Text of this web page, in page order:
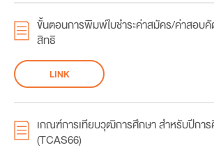
ขั้นตอนการพิมพ์ใบชำระค่าสมัคร/ค่าสอบ
สิทธิ
LINK
เกณฑ์การเทียบวุฒิการศึกษา สำหรับปีกา
(TCAS66)